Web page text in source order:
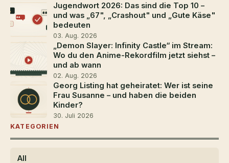
Jugendwort 2026: Das sind die Top 10 –
und was „67", „Crashout" und „Gute Käse"
bedeuten
03. Aug. 2026
„Demon Slayer: Infinity Castle“ im Stream:
Wo du den Anime-Rekordfilm jetzt siehst –
und ab wann
02. Aug. 2026
Georg Listing hat geheiratet: Wer ist seine
Frau Susanne – und haben die beiden
Kinder?
30. Juli 2026
KATEGORIEN
All